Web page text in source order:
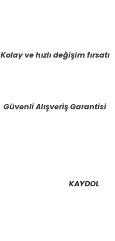
Kolay ve hızlı değişim fırsatı
Güvenli Alışveriş Garantisi
KAYDOL